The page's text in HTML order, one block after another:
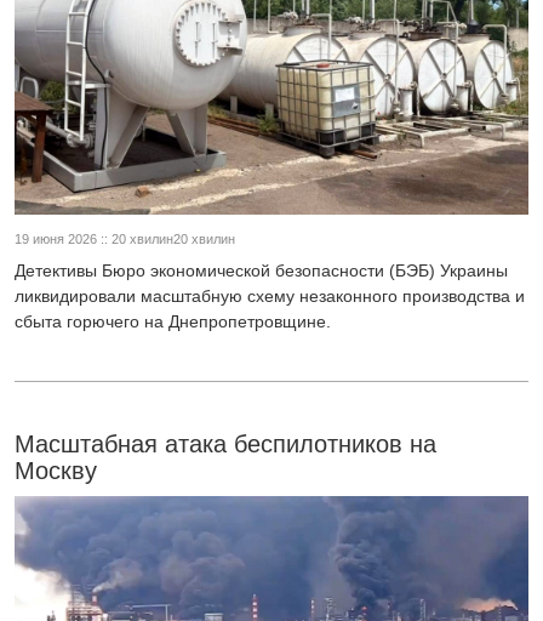
19 июня 2026 :: 20 хвилин20 хвилин
Детективы Бюро экономической безопасности (БЭБ) Украины
ликвидировали масштабную схему незаконного производства и
сбыта горючего на Днепропетровщине.
Масштабная атака беспилотников на
Москву